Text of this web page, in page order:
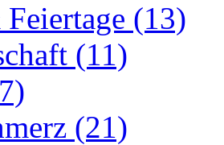
(13)
(11)
(21)